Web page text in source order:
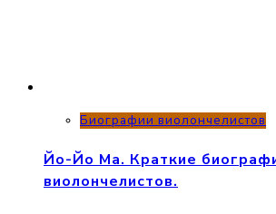
Биографии виолончелистов
Йо-Йо Ма. Краткие
виолончелистов.